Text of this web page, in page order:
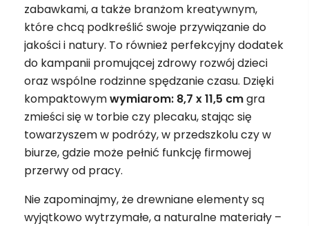
zabawkami, a także branżom kreatywnym,
które chcą podkreślić swoje przywiązanie do
jakości i natury. To również perfekcyjny dodatek
do kampanii promującej zdrowy rozwój dzieci
oraz wspólne rodzinne spędzanie czasu. Dzięki
kompaktowymwymiarom: 8,7 x 11,5 cmgra
zmieści się w torbie czy plecaku, stając się
towarzyszem w podróży, w przedszkolu czy w
biurze, gdzie może pełnić funkcję firmowej
przerwy od pracy.
Nie zapominajmy, że drewniane elementy są
wyjątkowo wytrzymałe, a naturalne materiały –